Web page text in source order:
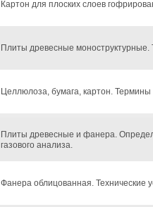
Картон для плоских слоев
Плиты древесные моноструктурные.
Целлюлоза, бумага, картон.
Плиты древесные и фанера.
газового анализа.
Фанера облицованная. Технические